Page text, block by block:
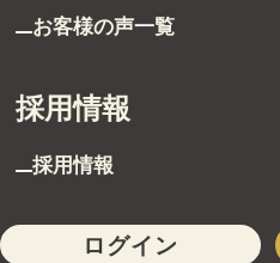
お客様の声一覧
採用情報
採用情報
ログイン